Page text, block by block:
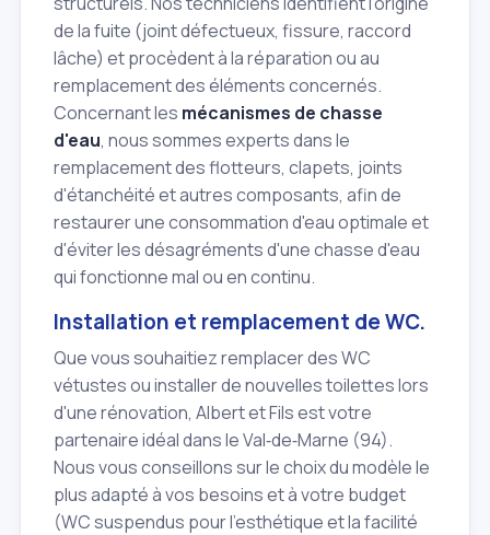
de la fuite (joint défectueux, fissure, raccord
lâche) et procèdent à la réparation ou au
remplacement des éléments concernés.
Concernant les mécanismes de chasse
d'eau, nous sommes experts dans le
remplacement des flotteurs, clapets, joints
d'étanchéité et autres composants, afin de
restaurer une consommation d'eau optimale et
d'éviter les désagréments d'une chasse d'eau
qui fonctionne mal ou en continu.
Installation et remplacement de WC.
Que vous souhaitiez remplacer des WC
vétustes ou installer de nouvelles toilettes lors
d'une rénovation, Albert et Fils est votre
partenaire idéal dans le Val‑de‑Marne (94).
Nous vous conseillons sur le choix du modèle le
plus adapté à vos besoins et à votre budget
(WC suspendus pour l'esthétique et la facilité